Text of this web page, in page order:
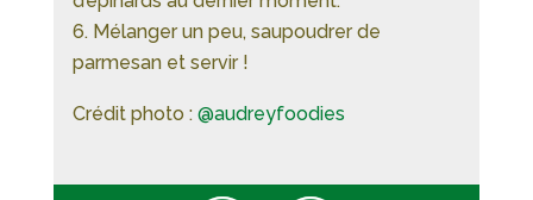
Mélanger un peu, saupoudrer de
parmesan et servir !
Crédit photo : @audreyfoodies